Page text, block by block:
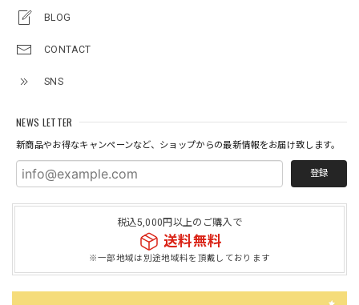
BLOG
CONTACT
SNS
NEWS LETTER
新商品やお得なキャンペーンなど、ショップからの最新情報をお届け致します。
登録
税込5,000円以上のご購入で
送料無料
※一部地域は別途地域料を頂戴しております